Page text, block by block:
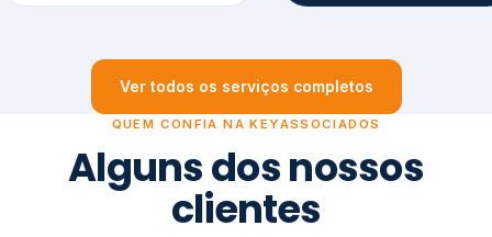
Ver todos os serviços completos
QUEM CONFIA NA KEYASSOCIADOS
Alguns dos nossos
clientes